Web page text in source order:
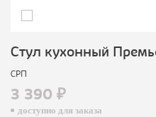
Стул кухонный
СРП
3 390 ₽
доступно для заказа